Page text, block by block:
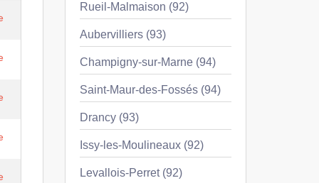
Rueil-Malmaison (92)
Aubervilliers (93)
Champigny-sur-Marne (94)
Saint-Maur-des-Fossés (94)
Drancy (93)
Issy-les-Moulineaux (92)
Levallois-Perret (92)